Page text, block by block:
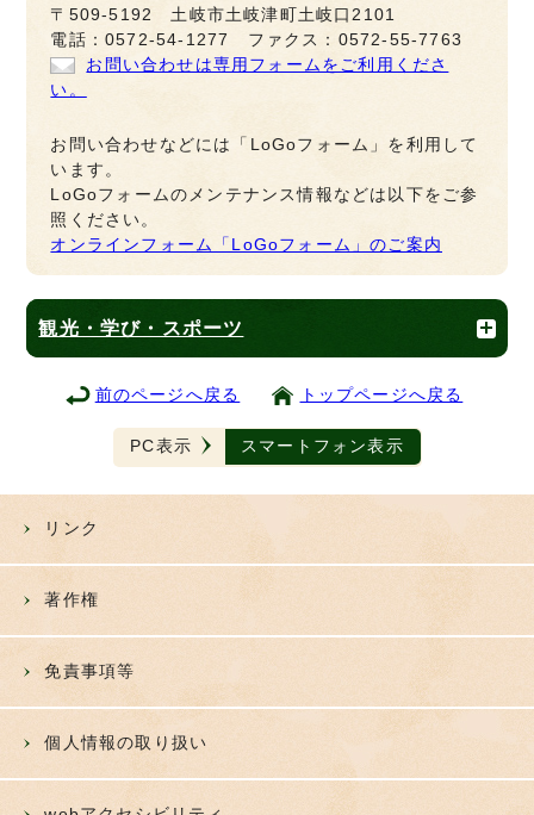
〒509-5192 土岐市土岐津町土岐口2101
電話：0572-54-1277 ファクス：0572-55-7763
お問い合わせは専用フォームをご利用くださ
い。
お問い合わせなどには「LoGoフォーム」を利用して
います。
LoGoフォームのメンテナンス情報などは以下をご参
照ください。
オンラインフォーム「LoGoフォーム」のご案内
観光・学び・スポーツ
前のページへ戻る トップページへ戻る
PC表示 スマートフォン表示
リンク
著作権
免責事項等
個人情報の取り扱い